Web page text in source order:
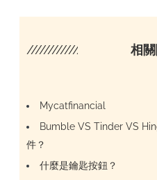
//////////////////// 相
Mycatfinancial
Bumble VS Tinder VS
件？
什麼是鑰匙按鈕？